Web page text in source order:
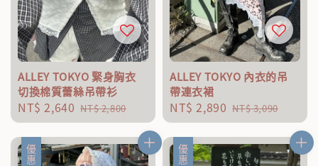
ALLEY TOKYO 緊身胸衣
切換棉質蕾絲吊帶衫
Sale
price
NT$ 2,640 Regular
price
NT$ 2,800
ALLEY TOKYO 內衣的吊
帶連衣裙
Sale
price
NT$ 2,890 Regular
price
NT$ 3,090
優惠 優惠